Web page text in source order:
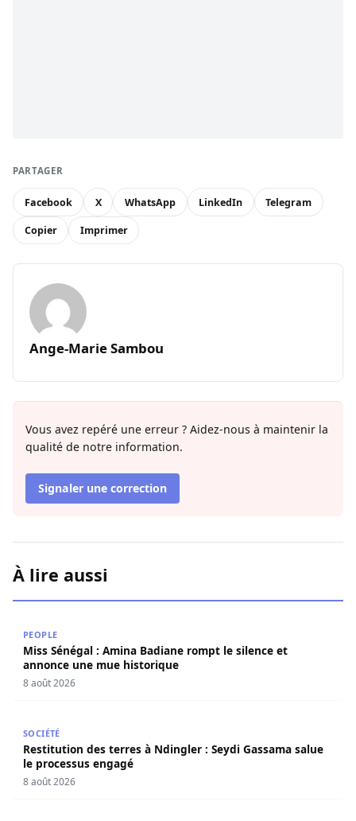
PARTAGER
Facebook X WhatsApp LinkedIn Telegram
Copier Imprimer
Ange-Marie Sambou
Vous avez repéré une erreur ? Aidez-nous à maintenir la
qualité de notre information.
Signaler une correction
À lire aussi
PEOPLE
Miss Sénégal : Amina Badiane rompt le silence et
annonce une mue historique
8 août 2026
SOCIÉTÉ
Restitution des terres à Ndingler : Seydi Gassama salue
le processus engagé
8 août 2026